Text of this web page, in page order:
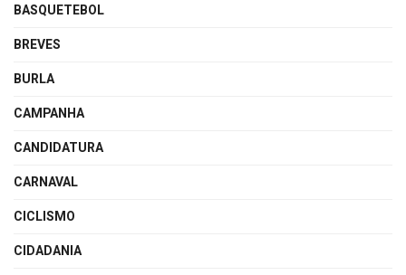
BASQUETEBOL
BREVES
BURLA
CAMPANHA
CANDIDATURA
CARNAVAL
CICLISMO
CIDADANIA